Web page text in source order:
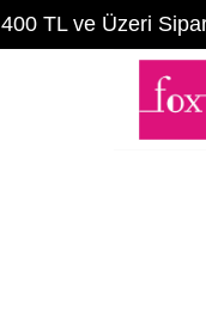
400 TL ve Üzeri